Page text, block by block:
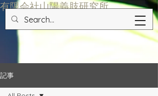
​有限会社山陽義肢研究所
記事